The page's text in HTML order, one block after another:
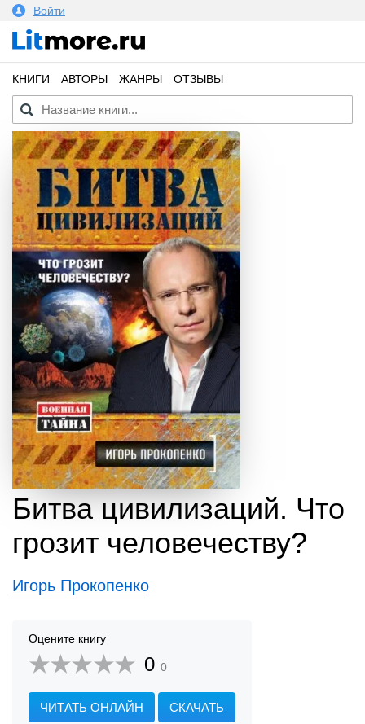
Войти
КНИГИ АВТОРЫ ЖАНРЫ ОТЗЫВЫ
Битва цивилизаций. Что
грозит человечеству?
Игорь Прокопенко
Оцените книгу
0 0
ЧИТАТЬ ОНЛАЙН СКАЧАТЬ